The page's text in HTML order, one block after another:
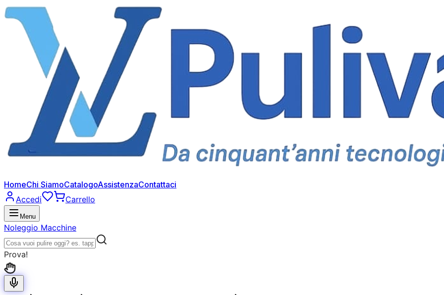
HomeChi SiamoCatalogoAssistenzaContattaci
Accedi
Carrello
Menu
Noleggio Macchine
Prova!